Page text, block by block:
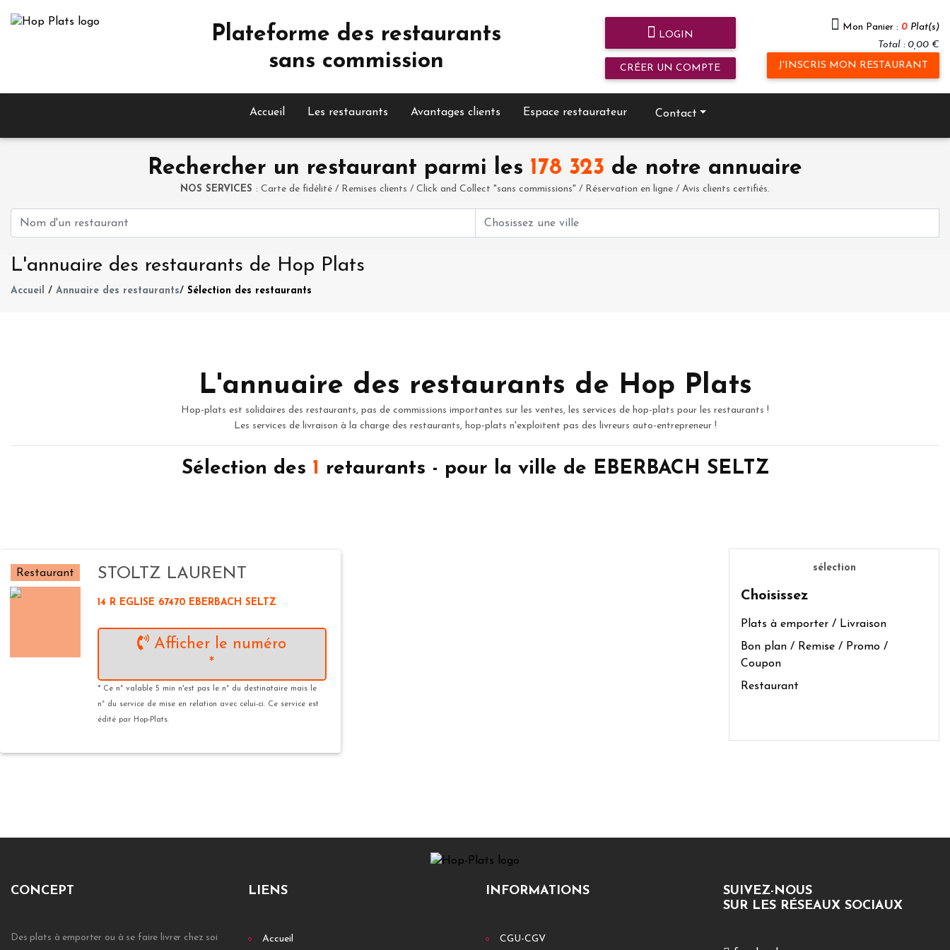
Plateforme des restaurants
sans commission
LOGIN
CRÉER UN COMPTE
Mon Panier : 0 Plat(s)
Total : 0,00 €
J'INSCRIS MON RESTAURANT
Accueil Les restaurants Avantages clients Espace restaurateur Contact
Rechercher un restaurant parmi les 178 323 de notre annuaire
NOS SERVICES : Carte de fidélité / Remises clients / Click and Collect "sans commissions" / Réservation en ligne / Avis clients certifiés.
L'annuaire des restaurants de Hop Plats
Accueil / Annuaire des restaurants/ Sélection des restaurants
L'annuaire des restaurants de Hop Plats
Hop-plats est solidaires des restaurants, pas de commissions importantes sur les ventes, les services de hop-plats pour les restaurants !
Les services de livraison à la charge des restaurants, hop-plats n'exploitent pas des livreurs auto-entrepreneur !
Sélection des 1 retaurants - pour la ville de EBERBACH SELTZ
Restaurant STOLTZ LAURENT
14 R EGLISE 67470 EBERBACH SELTZ
Afficher le numéro
*
* Ce n° valable 5 min n'est pas le n° du destinataire mais le
n° du service de mise en relation avec celui-ci. Ce service est
édité par Hop-Plats.
sélection
Choisissez
Plats à emporter / Livraison
Bon plan / Remise / Promo /
Coupon
Restaurant
CONCEPT
Des plats à emporter ou à se faire livrer chez soi
LIENS
Accueil
INFORMATIONS
CGU-CGV
SUIVEZ-NOUS
SUR LES RÉSEAUX SOCIAUX